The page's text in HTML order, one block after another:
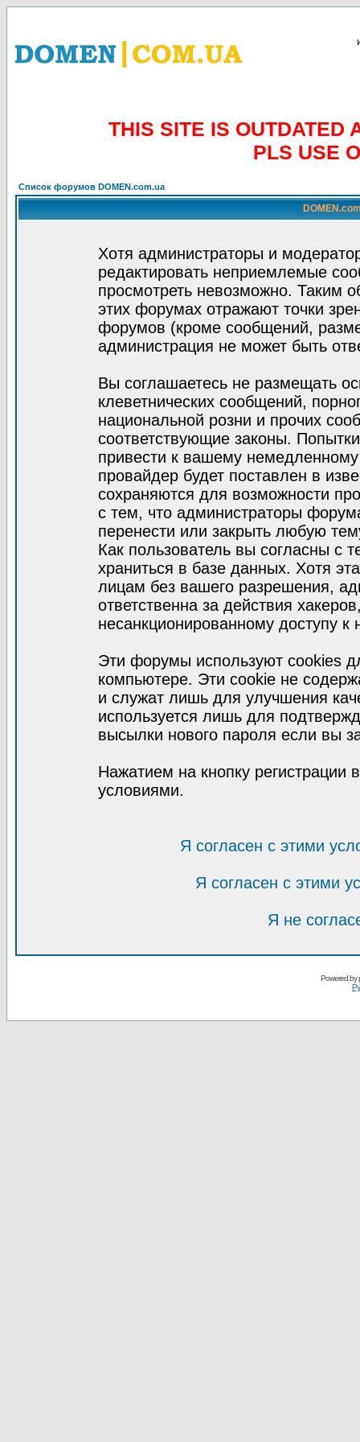
THIS SITE IS OUTDATED
PLS USE
Список форумов DOMEN.com.ua
Хотя администраторы и
редактировать неприемлемые
просмотреть невозможно. Таким
этих форумах отражают точки
форумов (кроме сообщений,
администрация не может быть
Вы соглашаетесь не размещать
клеветнических сообщений,
национальной розни и прочих
соответствующие законы.
привести к вашему
провайдер будет поставлен в
сохраняются для возможности
с тем, что администраторы
перенести или закрыть любую
Как пользователь вы согласны с
храниться в базе данных. Хотя
лицам без вашего разрешения,
ответственна за действия
несанкционированному доступу к
Эти форумы используют cookies
компьютере. Эти cookie не
и служат лишь для улучшения
используется лишь для
высылки нового пароля если вы
Нажатием на кнопку регистрации
условиями.
Я согласен с этими
Я согласен с этими
Я не
Powered by